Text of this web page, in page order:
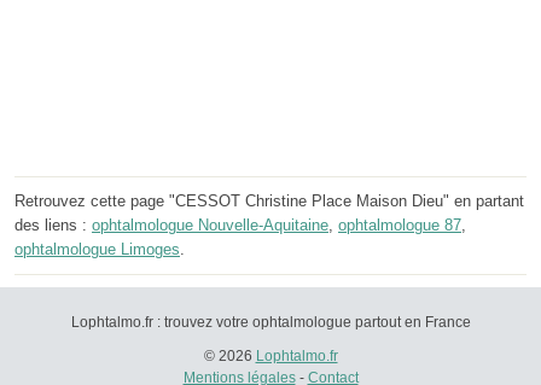
Retrouvez cette page "CESSOT Christine Place Maison Dieu" en partant
des liens : ophtalmologue Nouvelle-Aquitaine, ophtalmologue 87,
ophtalmologue Limoges.
Lophtalmo.fr : trouvez votre ophtalmologue partout en France
© 2026 Lophtalmo.fr
Mentions légales- Contact